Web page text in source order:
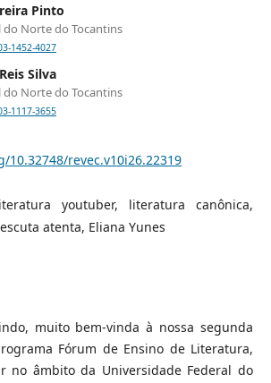
Pinto
do Norte do Tocantins
1452-4027
Silva
do Norte do Tocantins
1117-3655
revec.v10i26.22319
youtuber, literatura canônica,
atenta, Eliana Yunes
muito bem-vinda à nossa segunda
Fórum de Ensino de Literatura,
no âmbito da Universidade Federal do